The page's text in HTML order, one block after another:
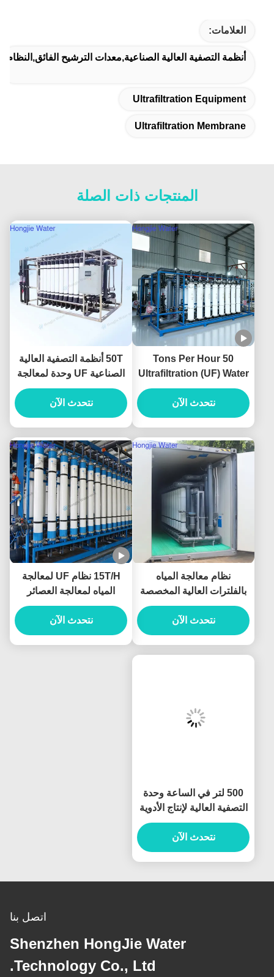
العلامات:
أنظمة التصفية العالية الصناعية,معدات الترشيح الفائق,النظام
Ultrafiltration Equipment
Ultrafiltration Membrane
المنتجات ذات الصلة
50 Tons Per Hour
Ultrafiltration (UF) Water
Treatment System For
Pretreatment System
نتحدث الآن
50T أنظمة التصفية العالية
الصناعية UF وحدة لمعالجة
المياه
نتحدث الآن
نظام معالجة المياه
بالفلترات العالية المخصصة
نظام التصفية 0.25T / H-
1000T / H
نتحدث الآن
15T/H نظام UF لمعالجة
المياه لمعالجة العصائر
والمشروبات
نتحدث الآن
500 لتر في الساعة وحدة
التصفية العالية لإنتاج الأدوية
نتحدث الآن
اتصل بنا
Shenzhen HongJie Water
Technology Co., Ltd.